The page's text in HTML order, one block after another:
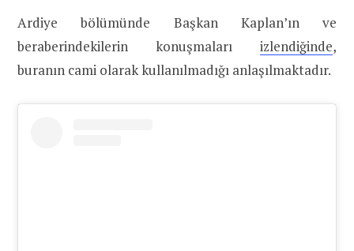
Ardiye bölümünde Başkan Kaplan’ın ve
beraberindekilerin konuşmaları izlendiğinde,
buranın cami olarak kullanılmadığı anlaşılmaktadır.